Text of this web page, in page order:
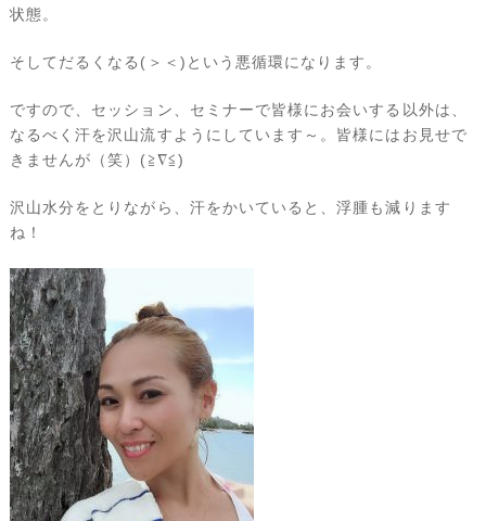
状態。
そしてだるくなる(＞＜)という悪循環になります。
ですので、セッション、セミナーで皆様にお会いする以外は、
なるべく汗を沢山流すようにしています～。皆様にはお見せで
きませんが（笑）(≧∇≦)
沢山水分をとりながら、汗をかいていると、浮腫も減ります
ね！